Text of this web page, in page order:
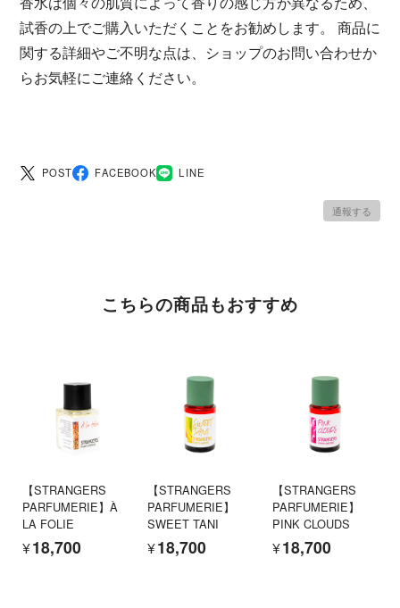
試香の上でご購入いただくことをお勧めします。 商品に
関する詳細やご不明な点は、ショップのお問い合わせか
らお気軽にご連絡ください。
POST FACEBOOK LINE
通報する
こちらの商品もおすすめ
【STRANGERS
PARFUMERIE】À
LA FOLIE
¥18,700
【STRANGERS
PARFUMERIE】
SWEET TANI
¥18,700
【STRANGERS
PARFUMERIE】
PINK CLOUDS
¥18,700